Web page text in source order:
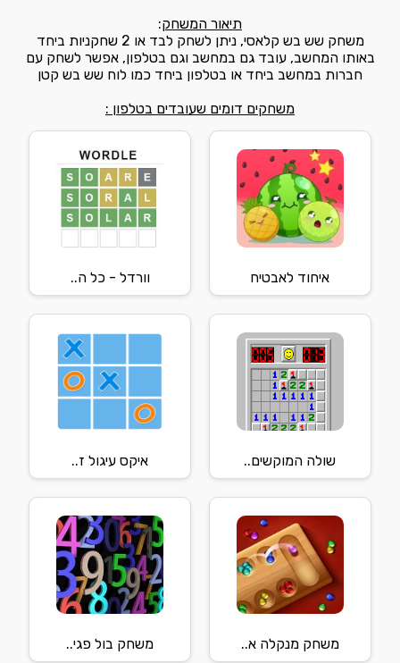
תיאור המשחק:
משחק שש בש קלאסי, ניתן לשחק לבד או 2 שחקניות ביחד
באותו המחשב, עובד גם במחשב וגם בטלפון, אפשר לשחק עם
חברות במחשב ביחד או בטלפון ביחד כמו לוח שש בש קטן
משחקים דומים שעובדים בטלפון :
איחוד לאבטיח וורדל - כל ה..
שולה המוקשים.. איקס עיגול ז..
משחק מנקלה א.. משחק בול פגי..